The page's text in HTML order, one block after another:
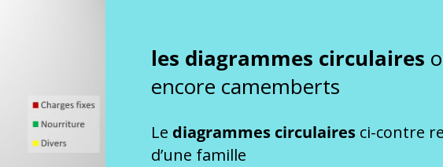
les diagrammes circulaires
encore camemberts
Le diagrammes circulairesci-contre
d’une famille